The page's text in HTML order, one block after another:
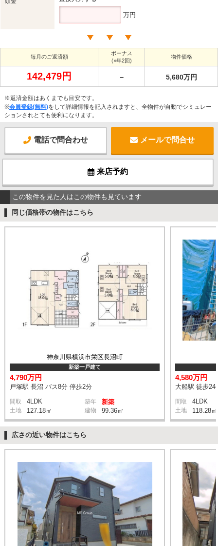
万円
毎月のご返済額
ボーナス
(×年2回)
物件価格
142,479円 － 5,680万円
※返済金額はあくまでも目安です。
※会員登録(無料)をして詳細情報を記入されますと、全物件が自動でシミュレー
ションされとても便利になります。
電話で問合わせ メールで問合せ
来店予約
この物件を見た人はこの物件も見ています
同じ価格帯の物件はこちら
神奈川県横浜市栄区長沼町
新築一戸建て
4,790万円
戸塚駅 長沼 バス8分 停歩2分
間取 4LDK 築年 新築
土地 127.18㎡ 建物 99.36㎡
4,580万円
大船駅 徒歩24
間取 4LDK
土地 118.28㎡
広さの近い物件はこちら